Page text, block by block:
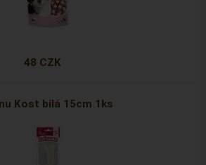
48 CZK
Kost bílá 15cm 1ks